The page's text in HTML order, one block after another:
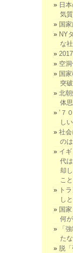
日
気
国
NY
な
空
国
突
北
体
’７
し
社
の
イ
代
却
こ
ト
し
国
何
「
た
脱